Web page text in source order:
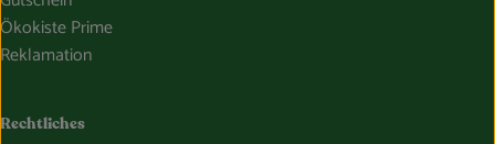
Ökokiste Prime
Reklamation
Rechtliches